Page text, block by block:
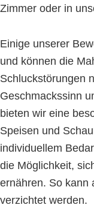
Zimmer oder in
Einige unserer
und können die
Schluckstörungen
Geschmackssinn
bieten wir eine
Speisen und
individuellem
die Möglichkeit,
ernähren. So kann
verzichtet werden.